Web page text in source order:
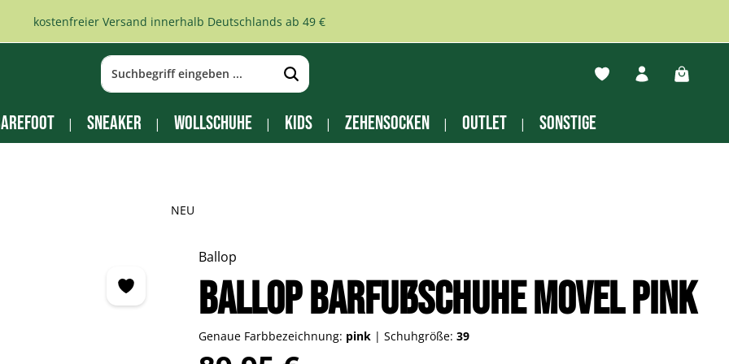
kostenfreier Versand innerhalb Deutschlands ab 49 €
Du hast 0 Produkte
Sneaker Wollschuhe Kids Zehensocken Outlet Sonstige
NEU
Ballop
Ballop Barfußschuhe Movel pink
Genaue Farbbezeichnung: pink | Schuhgröße: 39
Regulärer Preis: